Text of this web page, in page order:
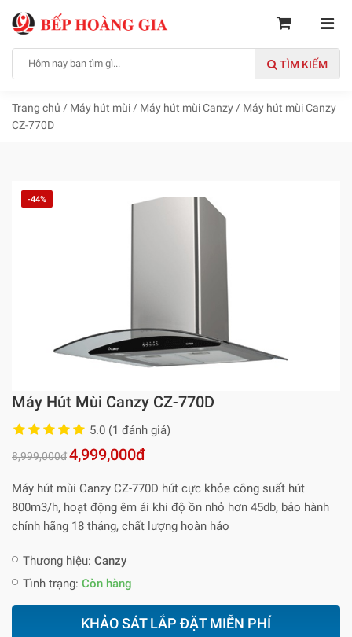
TÌM KIẾM
Trang chủ / Máy hút mùi / Máy hút mùi Canzy / Máy hút mùi Canzy
CZ-770D
-44%
Máy Hút Mùi Canzy CZ-770D
5.0 (1 đánh giá)
8,999,000đ4,999,000đ
Máy hút mùi Canzy CZ-770D hút cực khỏe công suất hút
800m3/h, hoạt động êm ái khi độ ồn nhỏ hơn 45db, bảo hành
chính hãng 18 tháng, chất lượng hoàn hảo
Thương hiệu: Canzy
Tình trạng: Còn hàng
KHẢO SÁT LẮP ĐẶT MIỄN PHÍ